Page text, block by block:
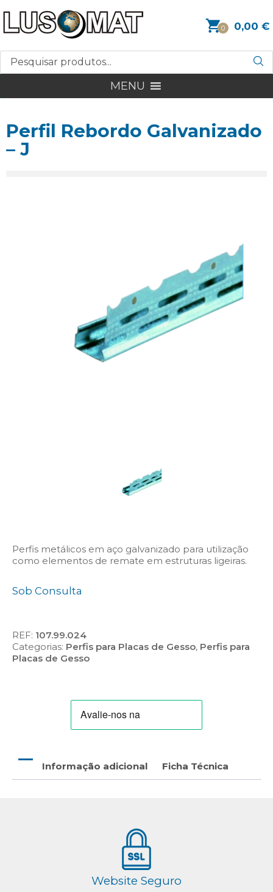
0 0,00 €
MENU
Perfil Rebordo Galvanizado
– J
Perfis metálicos em aço galvanizado para utilização
como elementos de remate em estruturas ligeiras.
Sob Consulta
REF: 107.99.024
Categorias: Perfis para Placas de Gesso, Perfis para
Placas de Gesso
Informação adicional Ficha Técnica
Website Seguro